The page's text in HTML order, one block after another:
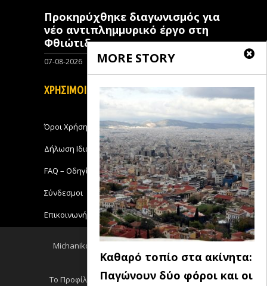
MORE STORY
Καθαρό τοπίο στα ακίνητα:
Παγώνουν δύο φόροι και οι
Προκηρύχθηκε διαγωνισμός για
νέo αντιπλημμυρικό έργο στη
Φθιώτιδα
07-08-2026
ΧΡΗΣΙΜΟΙ ΣΥΝΔΕΣΜΟΙ
Όροι Χρήσης
Δήλωση Ιδιωτικότητας
FAQ – Οδηγίες Χρήσης
Σύνδεσμοι
Επικοινωνήστε με το Michanikos-Online
Michanikos-Online 2018 - All Rights Reserved
Back to top
Το Προφίλ μου
Log out Ειδησεις RSS